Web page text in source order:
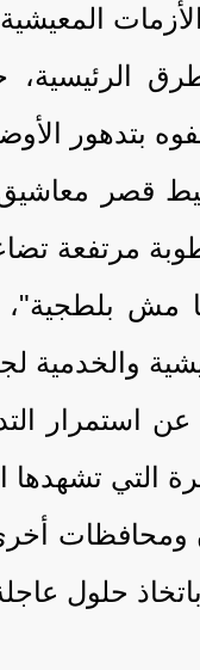
بتدهور
قصر
مرتفعة
مش
والخدمية
استمرار
التي تشهدها
حلول